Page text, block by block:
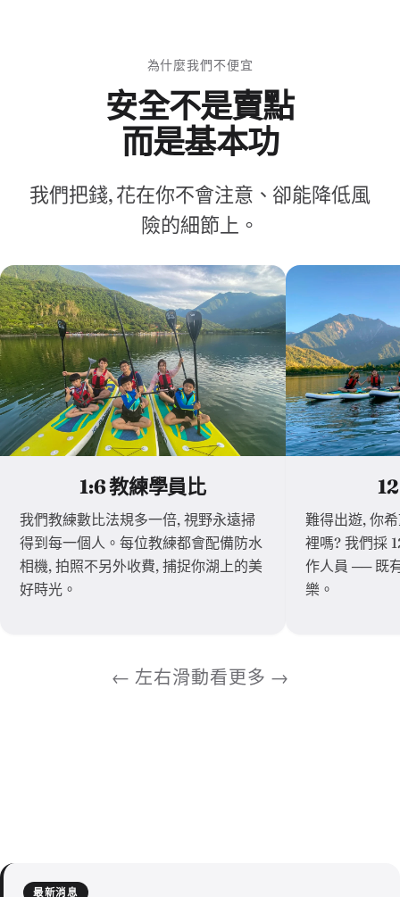
為什麼我們不便宜
安全不是賣點
而是基本功
我們把錢, 花在你不會注意、卻能降低風
險的細節上。
1:6 教練學員比
我們教練數比法規多一倍, 視野永遠掃
得到每一個人。每位教練都會配備防水
相機, 拍照不另外收費, 捕捉你湖上的美
好時光。
難得出遊, 你
裡嗎? 我們採
作人員 ── 既
樂。
← 左右滑動看更多 →
最新消息